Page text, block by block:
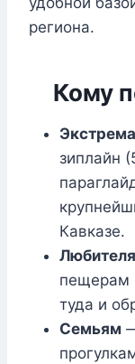
региона.
Кому
зиплайн
Кавказе.
пещерам
туда и
Семьям